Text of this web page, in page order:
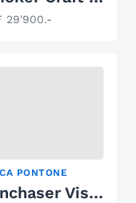
29'900.-
PONTONE
Sunchaser Vista 7520 LR